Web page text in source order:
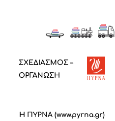
Η ΠΥΡΝΑ (www.pyrna.gr)
ΣΧΕΔΙΑΣΜΟΣ –
ΟΡΓΑΝΩΣΗ